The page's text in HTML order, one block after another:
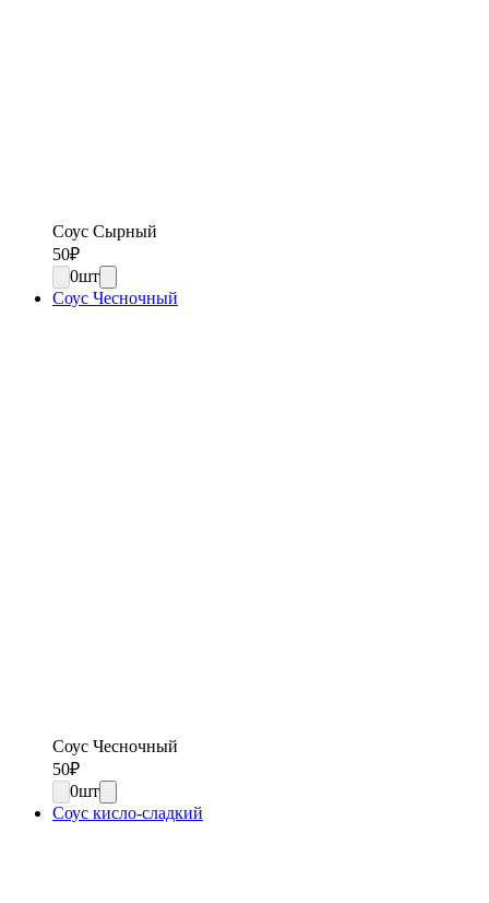
Соус Сырный
50₽
0шт
Соус Чесночный
Соус Чесночный
50₽
0шт
Соус кисло-сладкий